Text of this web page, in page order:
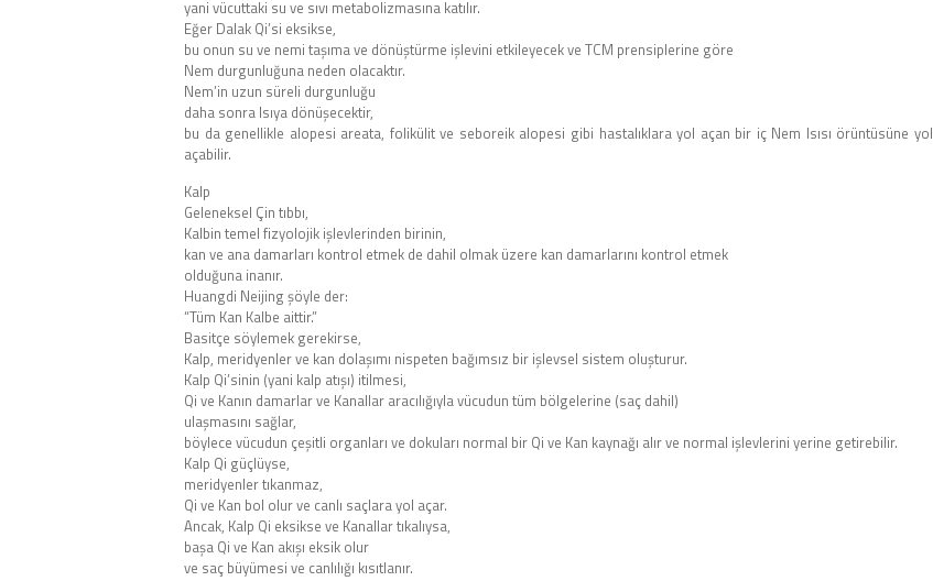
yani vücuttaki su ve sıvı metabolizmasına katılır.
Eğer Dalak Qi’si eksikse,
bu onun su ve nemi taşıma ve dönüştürme işlevini etkileyecek ve TCM prensiplerine göre
Nem durgunluğuna neden olacaktır.
Nem’in uzun süreli durgunluğu
daha sonra Isıya dönüşecektir,
bu da genellikle alopesi areata, folikülit ve seboreik alopesi gibi hastalıklara yol açan bir iç Nem Isısı örüntüsüne yol
açabilir.
Kalp
Geleneksel Çin tıbbı,
Kalbin temel fizyolojik işlevlerinden birinin,
kan ve ana damarları kontrol etmek de dahil olmak üzere kan damarlarını kontrol etmek
olduğuna inanır.
Huangdi Neijing şöyle der:
“Tüm Kan Kalbe aittir.”
Basitçe söylemek gerekirse,
Kalp, meridyenler ve kan dolaşımı nispeten bağımsız bir işlevsel sistem oluşturur.
Kalp Qi’sinin (yani kalp atışı) itilmesi,
Qi ve Kanın damarlar ve Kanallar aracılığıyla vücudun tüm bölgelerine (saç dahil)
ulaşmasını sağlar,
böylece vücudun çeşitli organları ve dokuları normal bir Qi ve Kan kaynağı alır ve normal işlevlerini yerine getirebilir.
Kalp Qi güçlüyse,
meridyenler tıkanmaz,
Qi ve Kan bol olur ve canlı saçlara yol açar.
Ancak, Kalp Qi eksikse ve Kanallar tıkalıysa,
başa Qi ve Kan akışı eksik olur
ve saç büyümesi ve canlılığı kısıtlanır.